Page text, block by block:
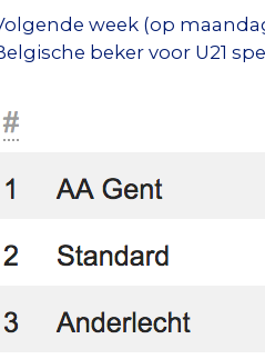
week (op
beker voor U21